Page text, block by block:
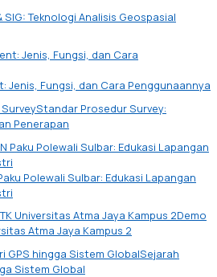
Teknologi Analisis Geospasial
Jenis, Fungsi, dan Cara Penggunaannya
Standar Prosedur Survey:
Penerapan
Polewali Sulbar: Edukasi Lapangan
Demo
Atma Jaya Kampus 2
Sejarah
Sistem Global